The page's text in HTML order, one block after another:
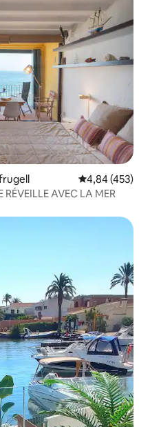
Évaluation
4,84 (453)
AVEC LA MER